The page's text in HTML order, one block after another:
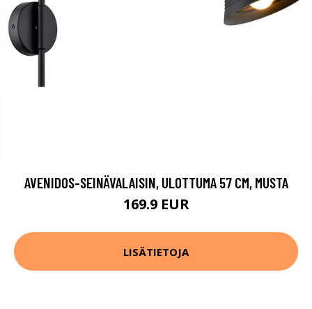
AVENIDOS-SEINÄVALAISIN, ULOTTUMA 57 CM, MUSTA
169.9 EUR
LISÄTIETOJA